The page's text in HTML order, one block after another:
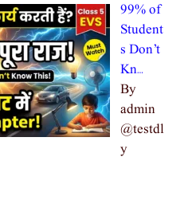
99% of
Student
s Don’t
Kn…
By
admin
@testdl
y